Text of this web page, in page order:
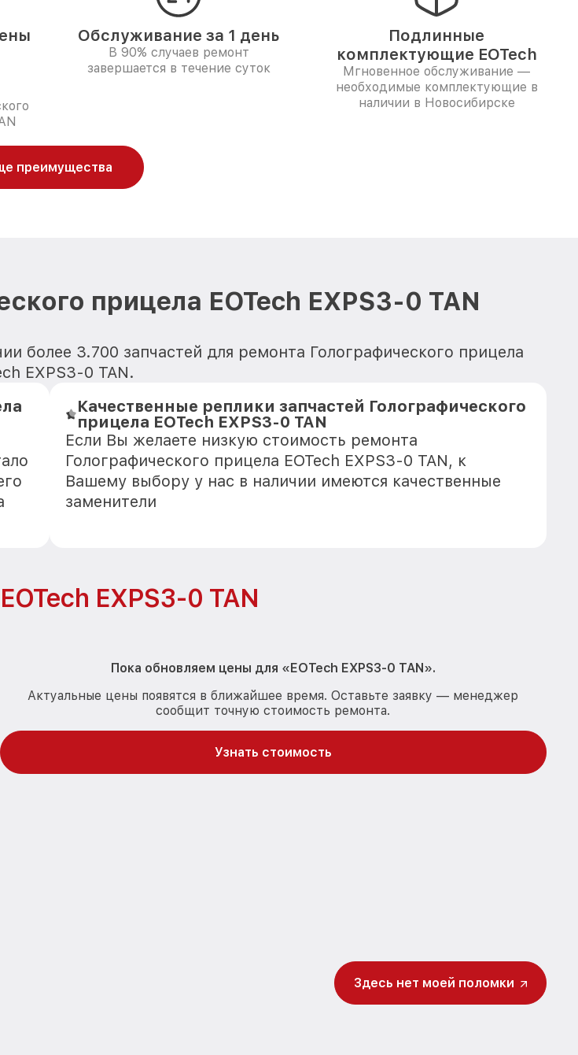
Обслуживание за 1 день
В 90% случаев ремонт
завершается в течение суток
Подлинные
комплектующие EOTech
Мгновенное обслуживание —
необходимые комплектующие в
наличии в Новосибирске
преимущества
прицела EOTech EXPS3-0 TAN
более 3.700 запчастей для ремонта Голографического прицела
EXPS3-0 TAN.
Качественные реплики запчастей Голографического
прицела EOTech EXPS3-0 TAN
Если Вы желаете низкую стоимость ремонта
Голографического прицела EOTech EXPS3-0 TAN, к
Вашему выбору у нас в наличии имеются качественные
заменители
EOTech EXPS3-0 TAN
Пока обновляем цены для « EOTech EXPS3-0 TAN».
Актуальные цены появятся в ближайшее время. Оставьте заявку — менеджер
сообщит точную стоимость ремонта.
Узнать стоимость
Здесь нет моей поломки